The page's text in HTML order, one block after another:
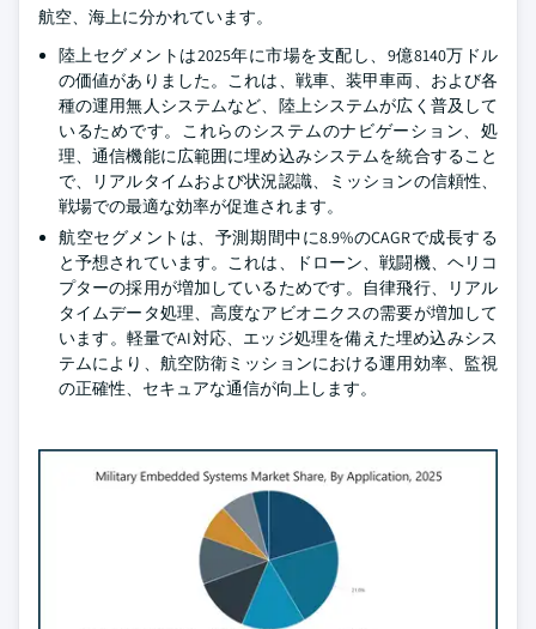
航空、海上に分かれています。
陸上セグメントは2025年に市場を支配し、9億8140万ドル
の価値がありました。これは、戦車、装甲車両、および各
種の運用無人システムなど、陸上システムが広く普及して
いるためです。これらのシステムのナビゲーション、処
理、通信機能に広範囲に埋め込みシステムを統合すること
で、リアルタイムおよび状況認識、ミッションの信頼性、
戦場での最適な効率が促進されます。
航空セグメントは、予測期間中に8.9%のCAGRで成長する
と予想されています。これは、ドローン、戦闘機、ヘリコ
プターの採用が増加しているためです。自律飛行、リアル
タイムデータ処理、高度なアビオニクスの需要が増加して
います。軽量でAI対応、エッジ処理を備えた埋め込みシス
テムにより、航空防衛ミッションにおける運用効率、監視
の正確性、セキュアな通信が向上します。